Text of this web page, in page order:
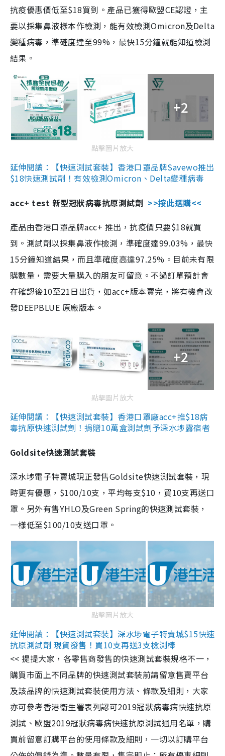
抗疫優惠價低至$18買到。產品已獲得歐盟CE認證，主
要以採集鼻液樣本作檢測，能有效檢測Omicron及Delta
變種病毒，準確度達至99%，最快15分鐘就能知道檢測
結果。
+2
點擊圖片放大
延伸閱讀：【快速測試套裝】香港口罩品牌Savewo推出
$18快速測試劑！有效檢測Omicron、Delta變種病毒
acc+ test 新型冠狀病毒抗原測試劑 >>按此選購<<
產品由香港口罩品牌acc+ 推出，抗疫價只要$18就買
到。測試劑以採集鼻液作檢測，準確度達99.03%，最快
15分鐘知道結果，而且準確度高達97.25%。目前未有限
購數量，需要大量購入的朋友可留意。不過訂單預計會
在確認後10至21日出貨，如acc+版本賣完，將有機會改
發DEEPBLUE 原廠版本。
+2
點擊圖片放大
延伸閱讀：【快速測試套裝】香港口罩廠acc+推$18病
毒抗原快速測試劑！捐贈10萬盒測試劑予深水埗露宿者
Goldsite快速測試套裝
深水埗電子特賣城現正發售Goldsite快速測試套裝，現
時更有優惠，$100/10支，平均每支$10，買10支再送口
罩。另外有售YHLO及Green Spring的快速測試套裝，
一樣低至$100/10支送口罩。
點擊圖片放大
延伸閱讀：【快速測試套裝】深水埗電子特賣城$15快速
抗原測試劑 現貨發售！買10支再送3支檢測棒
<< 提提大家，各零售商發售的快速測試套裝規格不一，
購買市面上不同品牌的快速測試套裝前請留意售賣平台
及該品牌的快速測試套裝使用方法、條款及細則，大家
亦可參考香港衞生署表列認可2019冠狀病毒病快速抗原
測試、歐盟2019冠狀病毒病快速抗原測試通用名單，購
買前留意訂購平台的使用條款及細則，一切以訂購平台